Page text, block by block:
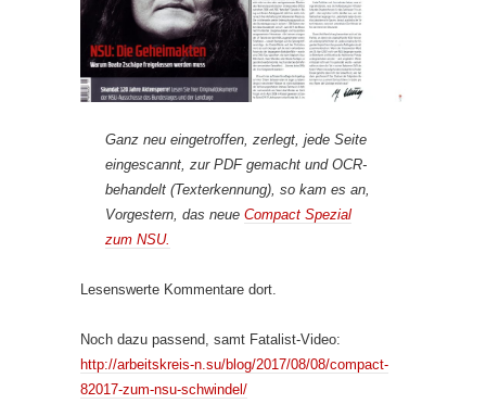
Ganz neu eingetroffen, zerlegt, jede Seite
eingescannt, zur PDF gemacht und OCR-
behandelt (Texterkennung), so kam es an,
Vorgestern, das neue Compact Spezial
zum NSU.
Lesenswerte Kommentare dort.
Noch dazu passend, samt Fatalist-Video:
http://arbeitskreis-n.su/blog/2017/08/08/compact-
82017-zum-nsu-schwindel/